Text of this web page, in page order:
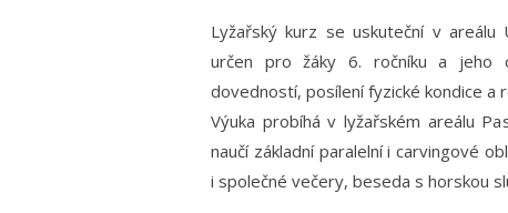
Lyžařský kurz se uskuteční v areálu
určen pro žáky 6. ročníku a jeho
dovedností, posílení fyzické kondice a
Výuka probíhá v lyžařském areálu
naučí základní paralelní i carvingové
i společné večery, beseda s horskou